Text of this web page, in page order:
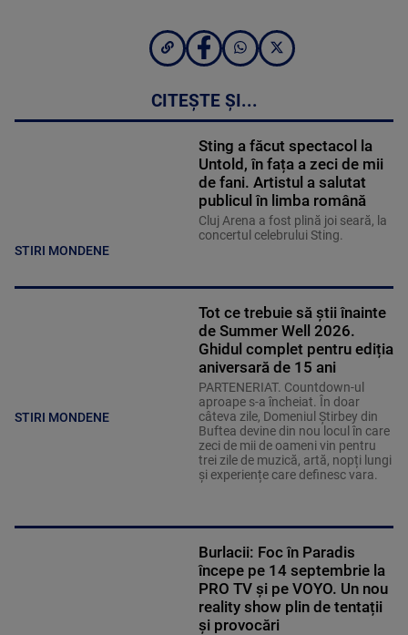
CITEȘTE ȘI...
STIRI MONDENE
Sting a făcut spectacol la
Untold, în fața a zeci de mii
de fani. Artistul a salutat
publicul în limba română
Cluj Arena a fost plină joi seară, la
concertul celebrului Sting.
STIRI MONDENE
Tot ce trebuie să știi înainte
de Summer Well 2026.
Ghidul complet pentru ediția
aniversară de 15 ani
PARTENERIAT. Countdown-ul
aproape s-a încheiat. În doar
câteva zile, Domeniul Știrbey din
Buftea devine din nou locul în care
zeci de mii de oameni vin pentru
trei zile de muzică, artă, nopți lungi
și experiențe care definesc vara.
Burlacii: Foc în Paradis
începe pe 14 septembrie la
PRO TV și pe VOYO. Un nou
reality show plin de tentații
și provocări